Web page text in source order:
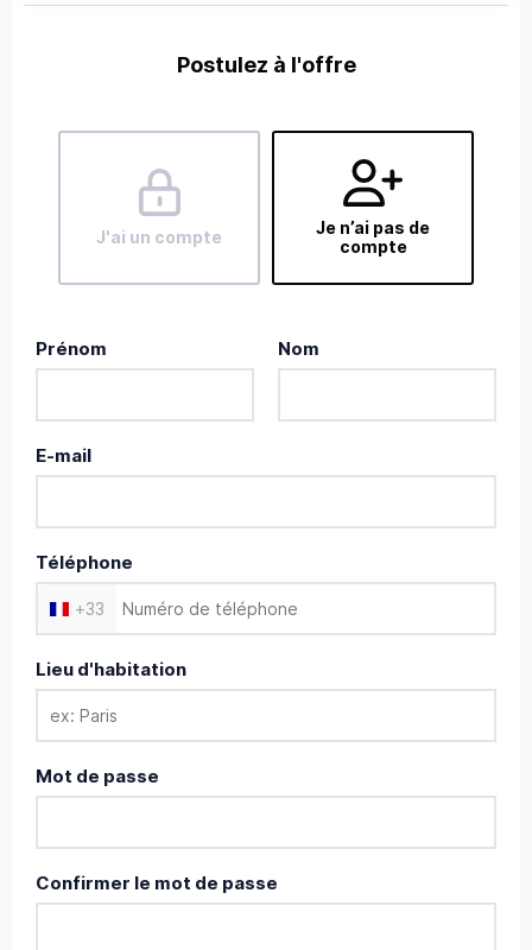
Postulez à l'offre
J'ai un compte
Je n’ai pas de
compte
Prénom Nom
E-mail
Téléphone
+33
Lieu d'habitation
Mot de passe
Confirmer le mot de passe